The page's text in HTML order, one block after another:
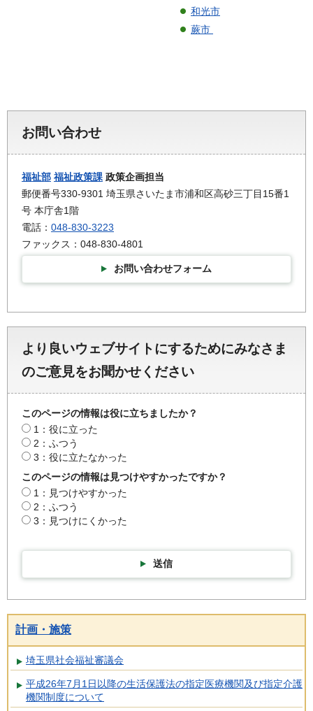
和光市
蕨市
お問い合わせ
福祉部 福祉政策課 政策企画担当
郵便番号330-9301 埼玉県さいたま市浦和区高砂三丁目15番1
号 本庁舎1階
電話： 048-830-3223
ファックス：048-830-4801
お問い合わせフォーム
より良いウェブサイトにするためにみなさま
のご意見をお聞かせください
このページの情報は役に立ちましたか？
1：役に立った
2：ふつう
3：役に立たなかった
このページの情報は見つけやすかったですか？
1：見つけやすかった
2：ふつう
3：見つけにくかった
送信
計画・施策
埼玉県社会福祉審議会
平成26年7月1日以降の生活保護法の指定医療機関及び指定介護
機関制度について